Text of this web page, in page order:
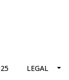
LEGAL